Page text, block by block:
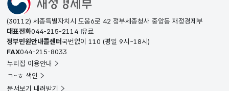
(30112) 세종특별자치시 도움6로 42 정부세종청사 중앙동 재정경제부
대표전화044-215-2114 유료
정부민원안내콜센터국번없이 110 (평일 9시~18시)
FAX044-215-8033
누리집 이용안내
ㄱ~ㅎ 색인
문서보기 내려받기